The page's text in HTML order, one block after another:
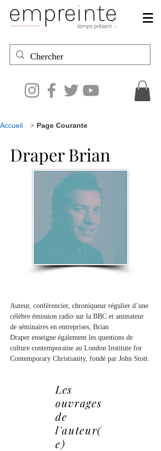
Accueil > Page Courante
Draper Brian
Auteur, conférencier, chroniqueur régulier d’une
célèbre émission radio sur la BBC et animateur
de séminaires en entreprises, Brian
Draper enseigne également les questions de
culture contemporaine au London Institute for
Contemporary Christianity, fondé par John Stott.
Les
ouvrages
de
l'auteur(
e)